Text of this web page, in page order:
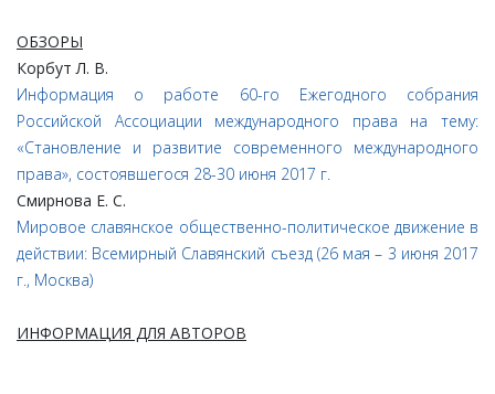
ОБЗОРЫ
Корбут Л. В.
Информация о работе 60-го Ежегодного собрания
Российской Ассоциации международного права на тему:
«Становление и развитие современного международного
права», состоявшегося 28-30 июня 2017 г.
Смирнова Е. С.
Мировое славянское общественно-политическое движение в
действии: Всемирный Славянский съезд (26 мая – 3 июня 2017
г., Москва)
ИНФОРМАЦИЯ ДЛЯ АВТОРОВ